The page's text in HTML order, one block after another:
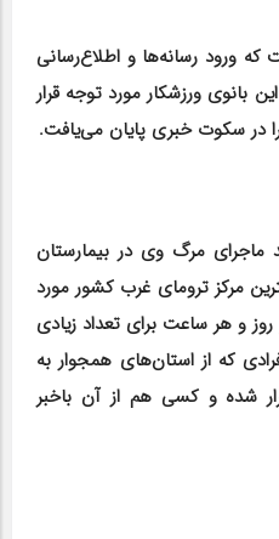
ورود رسانه‌ها و اطلاع‌رسانی
بانوی ورزشکار مورد توجه قرار
در سکوت خبری پایان می‌یافت.
ماجرای مرگ وی در بیمارستان
مرکز ترومای غرب کشور مورد
روز و هر ساعت برای تعداد زیادی
که از استان‌های همجوار به
شده و کسی هم از آن باخبر